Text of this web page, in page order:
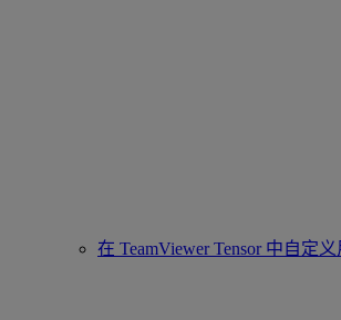
在 TeamViewer Tensor 中自定